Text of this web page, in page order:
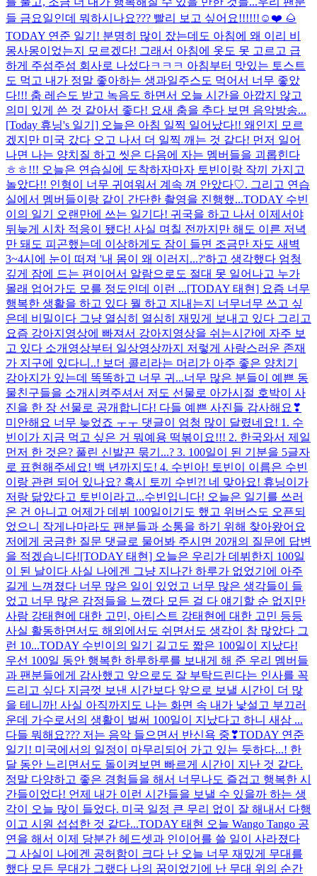
들 금요일인데 뭐하시나요??? 빨리 보고 싶어요!!!!!!☺️❤️ 🌰
TODAY 연준 일기! 분명히 많이 잤는데도 아침에 왜 이리 비
몽사몽이었는지 모르겠다! 그래서 아침에 옷도 못 고르고 급
하게 주섬주섬 회사로 나섰다ㅋㅋㅋ 아침부터 맛있는 토스트
도 먹고 내가 정말 좋아하는 생과일주스도 먹어서 너무 좋았
다!!! 춤 레슨도 받고 녹음도 하면서 오늘 시간을 아깝지 않고
의미 있게 쓴 것 같아서 좋다! 요새 춤을 추다 보면 음악방송...
[Today 휴닝's 일기] 오늘은 아침 일찍 일어났다!! 왜인지 모르
겠지만 미국 갔다 오고 나서 더 일찍 깨는 것 같다! 먼저 일어
나면 나는 양치질 하고 씻은 다음에 자는 멤버들을 괴롭힌다
ㅎㅎ!!! 오늘은 연습실에 도착하자마자 토빈이랑 작끼 가지고
놀았다!! 인형이 너무 귀여워서 계속 껴 안았다♡. 그리고 연습
실에서 멤버들이랑 같이 간단한 촬영을 진행했...TODAY 수빈
이의 일기 오랜만에 쓰는 일기다! 귀국을 하고 나서 이제서야
뒤늦게 시차 적응이 됐다! 사실 며칠 전까지만 해도 이른 저녁
만 돼도 피곤했는데 이상하게도 잠이 들면 조금만 자도 새벽
3~4시에 눈이 떠져 '내 몸이 왜 이러지...?'하고 생각했다 엄청
깊게 잠에 드는 편이어서 알람으로도 절대 못 일어나고 누가
몰래 업어가도 모를 정도인데 이런 ...[TODAY 태현] 요즘 너무
행복한 생활을 하고 있다 뭘 하고 지내는지 너무너무 쓰고 싶
은데 비밀이다 그냥 열심히 열심히 재밌게 보내고 있다 그리고
요즘 강아지영상에 빠져서 강아지영상을 쉬는시간에 자주 보
고 있다 소개영상부터 일상영상까지 저렇게 사랑스러운 존재
가 지구에 있다니..! 보더 콜리라는 머리가 아주 좋은 양치기
강아지가 있는데 똑똑하고 너무 귀...너무 많은 분들이 예쁜 동
물친구들을 소개시켜주셔서 저도 선물로 아가시절 호박이 사
진을 한 장 선물로 공개합니다! 다들 예쁜 사진들 감사해요❣
미안해요 너무 늦었죠 ㅜㅜ 댓글이 엄청 많이 달렸네요! 1. 수
빈이가 지금 먹고 싶은 거 뭐예용 떡볶이요!!! 2. 한국와서 제일
먼저 한 것은? 풀린 신발끈 묶기...? 3. 100일이 된 기분을 5글자
로 표현해주세요! 백 년까지도! 4. 수빈아! 토빈이 이름은 수빈
이랑 관련 되어 있나요? 혹시 토끼 수빈?! 네 맞아요! 휴닝이가
저랑 닮았다고 토빈이라고...수빈입니다! 오늘은 일기를 쓰러
온 건 아니고 어제가 데뷔 100일이기도 했고 위버스도 오픈되
었으니 작게나마라도 팬분들과 소통을 하기 위해 찾아왔어요
저에게 궁금한 질문 댓글로 물어봐 주시면 20개의 질문에 답변
을 적겠습니다![TODAY 태현] 오늘은 우리가 데뷔한지 100일
이 된 날이다 사실 나에겐 그냥 지나간 하루가 없었기에 아주
길게 느껴졌다 너무 많은 일이 있었고 너무 많은 생각들이 들
었고 너무 많은 감정들을 느꼈다 모든 걸 다 얘기할 순 없지만
사람 강태현에 대한 고민, 아티스트 강태현에 대한 고민 등등
사실 활동하면서도 해외에서도 쉬면서도 생각이 참 많았다 그
런 10...TODAY 수빈이의 일기 길고도 짧은 100일이 지났다!
우선 100일 동안 행복한 하루하루를 보내게 해 준 우리 멤버들
과 팬분들에게 감사했고 앞으로도 잘 부탁드린다는 인사를 꼭
드리고 싶다 지금껏 보낸 시간보다 앞으로 보낼 시간이 더 많
을 테니까! 사실 아직까지도 나는 화면 속 내가 낯설고 부끄러
운데 가수로서의 생활이 벌써 100일이 지났다고 하니 새삼 ...
다들 뭐해요??? 저는 음악 들으면서 반신욕 중❣TODAY 연준
일기! 미국에서의 일정이 마무리되어 가고 있는 듯하다...! 한
달 동안 느리면서도 돌이켜보면 빠르게 시간이 지난 것 같다.
정말 다양하고 좋은 경험들을 해서 너무나도 즐겁고 행복한 시
간들이었다! 언제 내가 이런 시간들을 보낼 수 있을까 하는 생
각이 오늘 많이 들었다. 미국 일정 큰 무리 없이 잘 해내서 다행
이고 시원 섭섭한 것 같다...TODAY 태현 오늘 Wango Tango 공
연을 해서 이제 당분간 헤드셋과 인이어를 쓸 일이 사라졌다
그 사실이 나에겐 공허함이 크다 난 오늘 너무 재밌게 무대를
했다 모든 무대가 그랬다 나의 꿈이었기에 난 무대 위의 순간